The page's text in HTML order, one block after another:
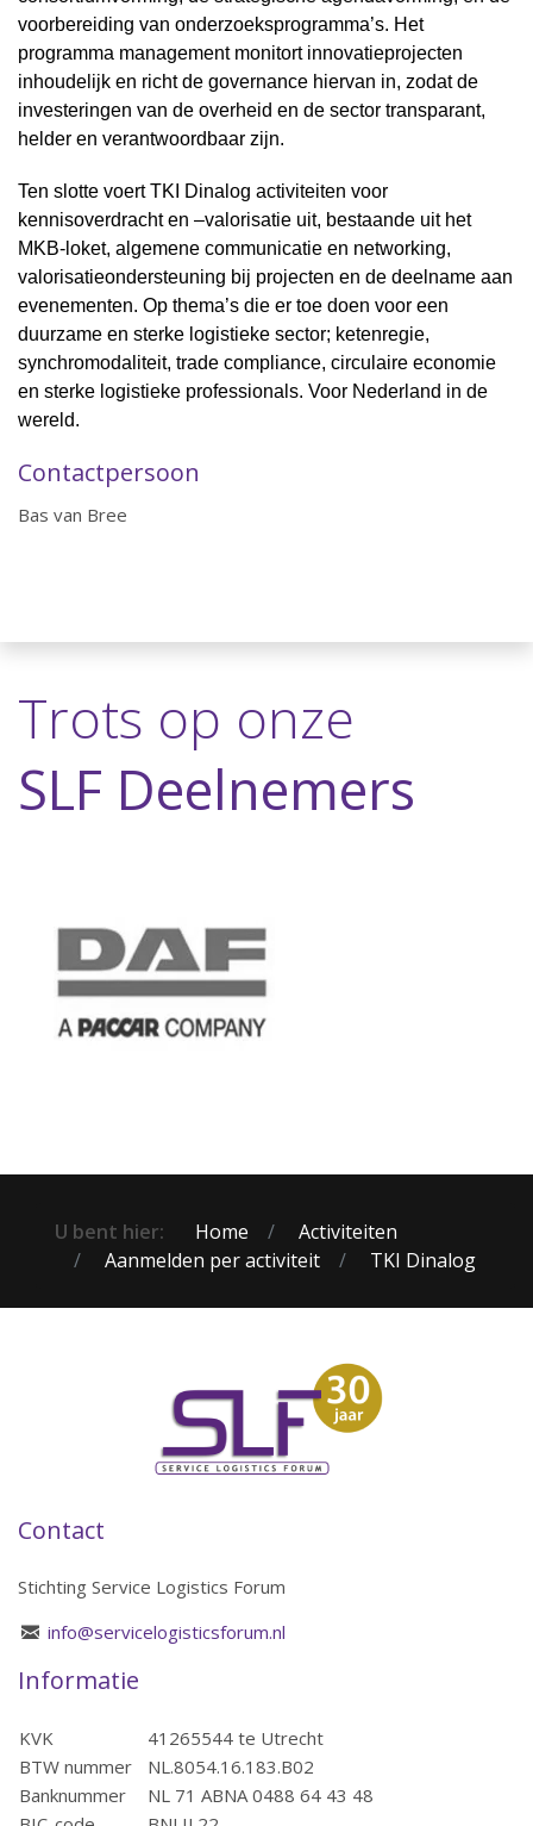
voorbereiding van onderzoeksprogramma’s. Het
programma management monitort innovatieprojecten
inhoudelijk en richt de governance hiervan in, zodat de
investeringen van de overheid en de sector transparant,
helder en verantwoordbaar zijn.
Ten slotte voert TKI Dinalog activiteiten voor
kennisoverdracht en –valorisatie uit, bestaande uit het
MKB-loket, algemene communicatie en networking,
valorisatieondersteuning bij projecten en de deelname aan
evenementen. Op thema’s die er toe doen voor een
duurzame en sterke logistieke sector; ketenregie,
synchromodaliteit, trade compliance, circulaire economie
en sterke logistieke professionals. Voor Nederland in de
wereld.
Contactpersoon
Bas van Bree
Trots op onze
SLF Deelnemers
U bent hier: Home
Activiteiten
Aanmelden per activiteit
TKI Dinalog
Contact
Stichting Service Logistics Forum
info@servicelogisticsforum.nl
Informatie
KVK
41265544 te Utrecht
BTW nummer
NL.8054.16.183.B02
Banknummer
NL 71 ABNA 0488 64 43 48